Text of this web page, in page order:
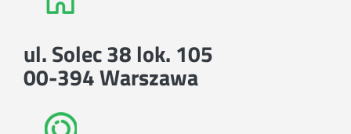
ul. Solec 38 lok. 105
00-394 Warszawa